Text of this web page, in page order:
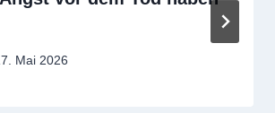
Mai 2026